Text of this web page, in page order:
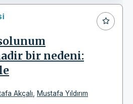
bir nedeni:
Akçalı Mustafa Yıldırım